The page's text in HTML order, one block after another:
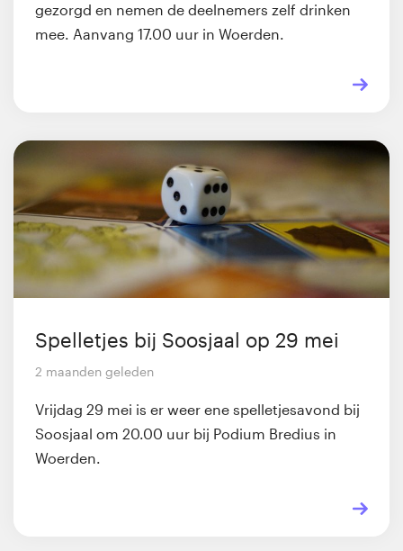
gezorgd en nemen de deelnemers zelf drinken
mee. Aanvang 17.00 uur in Woerden.
Spelletjes bij Soosjaal op 29 mei
2 maanden geleden
Vrijdag 29 mei is er weer ene spelletjesavond bij
Soosjaal om 20.00 uur bij Podium Bredius in
Woerden.